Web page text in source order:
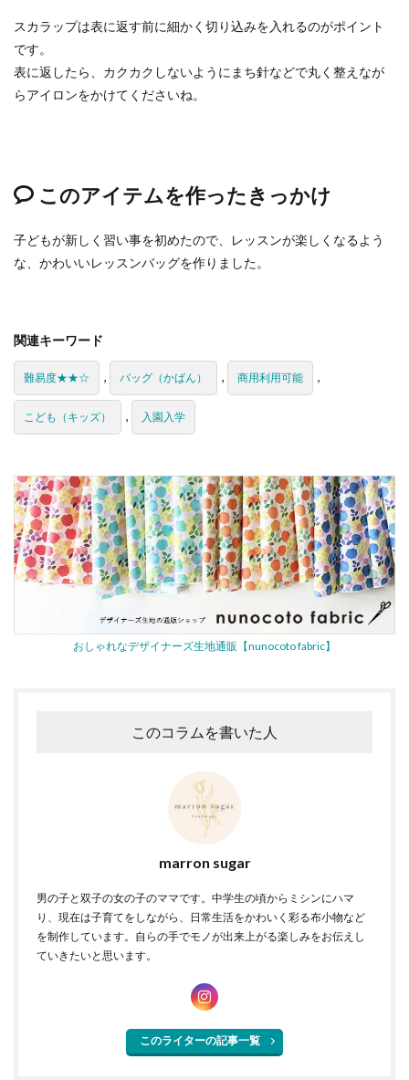
スカラップは表に返す前に細かく切り込みを入れるのがポイント
です。
表に返したら、カクカクしないようにまち針などで丸く整えなが
らアイロンをかけてくださいね。
このアイテムを作ったきっかけ
子どもが新しく習い事を初めたので、レッスンが楽しくなるよう
な、かわいいレッスンバッグを作りました。
関連キーワード
難易度★★☆ , バッグ（かばん） , 商用利用可能 ,
こども（キッズ） , 入園入学
おしゃれなデザイナーズ生地通販【nunocoto fabric】
このコラムを書いた人
marron sugar
男の子と双子の女の子のママです。中学生の頃からミシンにハマ
り、現在は子育てをしながら、日常生活をかわいく彩る布小物など
を制作しています。自らの手でモノが出来上がる楽しみをお伝えし
ていきたいと思います。
このライターの記事一覧